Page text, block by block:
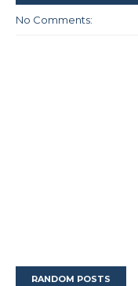
No Comments:
RANDOM POSTS